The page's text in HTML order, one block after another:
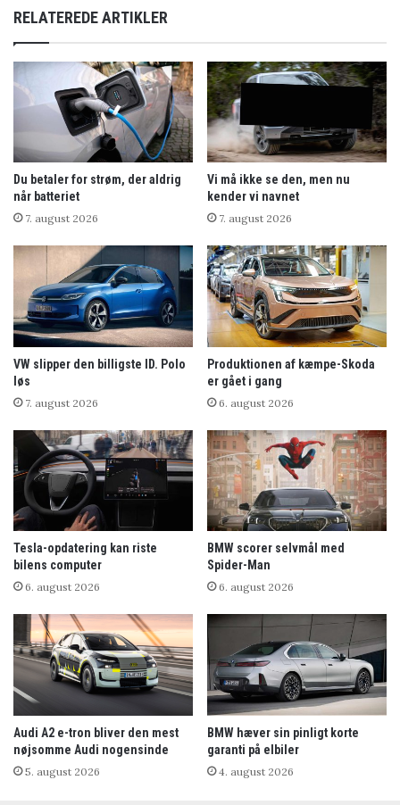
RELATEREDE ARTIKLER
Du betaler for strøm, der aldrig
når batteriet
7. august 2026
Vi må ikke se den, men nu
kender vi navnet
7. august 2026
VW slipper den billigste ID. Polo
løs
7. august 2026
Produktionen af kæmpe-Skoda
er gået i gang
6. august 2026
Tesla-opdatering kan riste
bilens computer
6. august 2026
BMW scorer selvmål med
Spider-Man
6. august 2026
Audi A2 e-tron bliver den mest
nøjsomme Audi nogensinde
5. august 2026
BMW hæver sin pinligt korte
garanti på elbiler
4. august 2026